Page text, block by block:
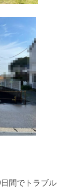
間でトラブル